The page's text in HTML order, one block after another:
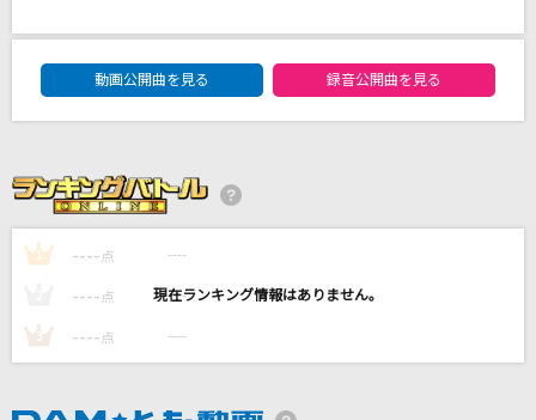
Moon Crying
SEKAI NO OWARI(世界の終わり)
evolution
[生音]優しい雨
DAM★ともボーカルエントリーランキング
動画公開曲を見る
録音公開曲を見る
1 ---- 点 ----
---- 点 ----
3 ---- 点 ----